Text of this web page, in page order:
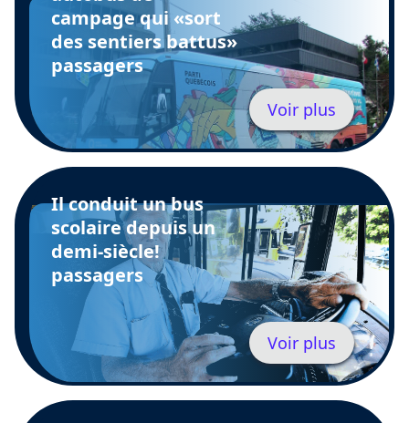
campage qui «sort
des sentiers battus»
passagers
Voir plus
Il conduit un bus
scolaire depuis un
demi-siècle!
passagers
Voir plus